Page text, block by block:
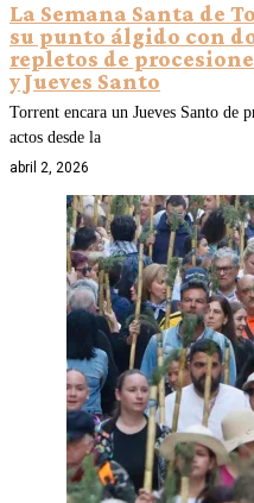
La Semana Santa de
su punto álgido con
repletos de
y Jueves Santo
Torrent encara un Jueves Santo de
actos desde la
abril 2, 2026